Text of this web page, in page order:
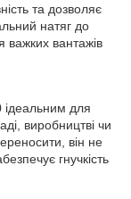
та дозволяє
натяг до
важких вантажів
ідеальним для
виробництві чи
він не
гнучкість